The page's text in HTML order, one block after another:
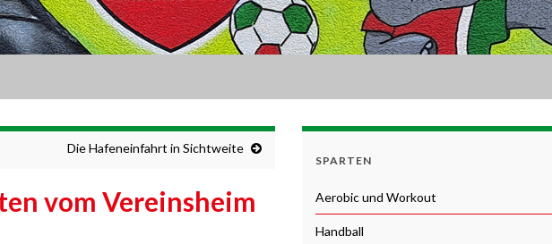
Die Hafeneinfahrt in Sichtweite
vom Vereinsheim
SPARTEN
Aerobic und Workout
Handball